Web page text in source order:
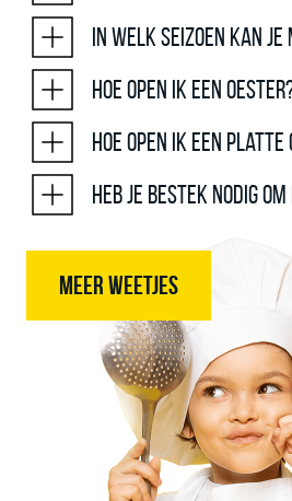
In welk seizoen kan je
Hoe open ik een
Hoe open ik een
Heb je bestek nodig
MEER WEETJES